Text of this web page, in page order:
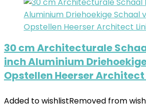
30 cm Architecturale
inch Aluminium
Opstellen Heerser
Added to wishlistRemoved from